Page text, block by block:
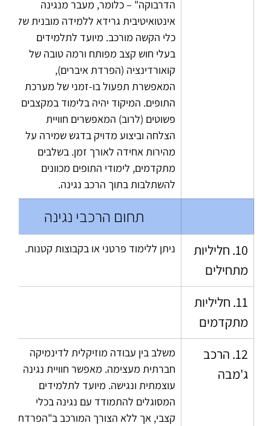
הדרבוקה" – כלומר, מעבר מנגינה
אינטואיטיבית גרידא ללמידה מובנית של
כלי הקשה מורכב. מיועד לתלמידים
בעלי חוש קצב מפותח ורמה טובה של
קואורדינציה (הפרדת איברים),
המאפשרת תפעול בו-זמני של מערכת
התופים. המיקוד יהיה בלימוד במקצבים
פשוטים (לרוב) המאפשרים חוויית
הצלחה וביצוע מדויק בדגש שמירה על
מהירות אחידה לאורך זמן. בשלבים
מתקדמים, לימודי התופים מכוונים
להשתלבות בתוך הרכב נגינה.
תחום הרכבי נגינה
10. חליליות
מתחילים
ניתן ללימוד פרטני או בקבוצות קטנות.
11. חליליות
מתקדמים
12. הרכב
ג'מבה
משלב בין עבודה מוזיקלית לדינמיקה
חברתית מעצימה. מאפשר חוויית נגינה
עוצמתית ונגישה. מיועד לתלמידים
המסוגלים להתמודד עם נגינה בכלי
קצבי, אך ללא הצורך המורכב ב"הפרדת